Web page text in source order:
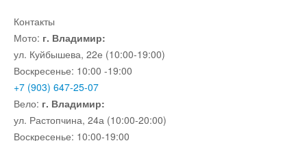
Контакты
Мото: г. Владимир:
ул. Куйбышева, 22е (10:00-19:00)
Воскресенье: 10:00 -19:00
+7 (903) 647-25-07
Вело: г. Владимир:
ул. Растопчина, 24а (10:00-20:00)
Воскресенье: 10:00-19:00